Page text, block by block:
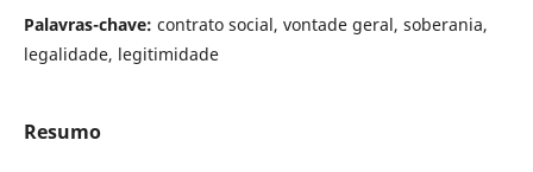
Palavras-chave: contrato social, vontade geral, soberania,
legalidade, legitimidade
Resumo